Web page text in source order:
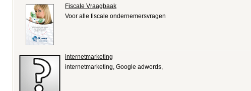
Fiscale Vraagbaak
Voor alle fiscale ondernemersvragen
internetmarketing
internetmarketing, Google adwords,